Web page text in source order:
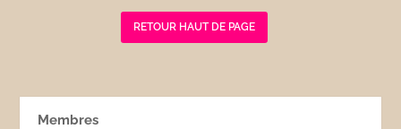
RETOUR HAUT DE PAGE
Membres